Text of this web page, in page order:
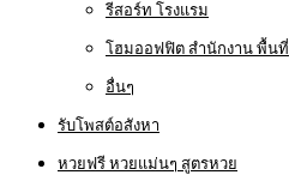
รีสอร์ท โรงแรม
โฮมออฟฟิต สำนักงาน พื้นที่
อื่นๆ
รับโพสต์อสังหา
หวยฟรี หวยแม่นๆ สูตรหวย